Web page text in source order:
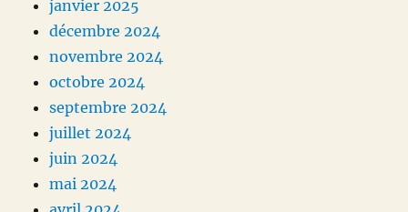
janvier 2025
décembre 2024
novembre 2024
octobre 2024
septembre 2024
juillet 2024
juin 2024
mai 2024